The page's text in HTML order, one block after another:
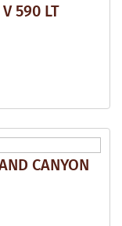
590 LT
CANYON